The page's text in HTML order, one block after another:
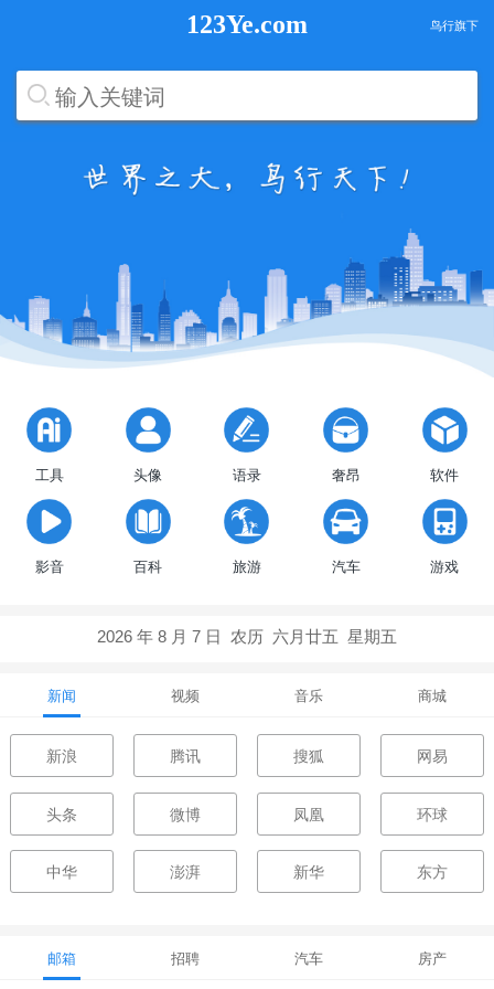
123Ye.com 鸟行旗下
工具 头像 语录 奢昂 软件
影音 百科 旅游 汽车 游戏
新闻 视频 音乐 商城
新浪 腾讯 搜狐 网易
头条 微博 凤凰 环球
中华 澎湃 新华 东方
邮箱 招聘 汽车 房产